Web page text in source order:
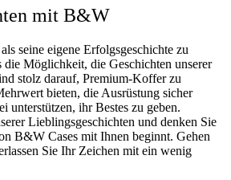
mit B&W
seine eigene Erfolgsgeschichte zu
die Möglichkeit, die Geschichten unserer
stolz darauf, Premium-Koffer zu
bieten, die Ausrüstung sicher
unterstützen, ihr Bestes zu geben.
Lieblingsgeschichten und denken Sie
B&W Cases mit Ihnen beginnt. Gehen
Sie Ihr Zeichen mit ein wenig